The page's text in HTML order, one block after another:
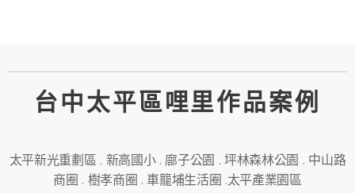
台中太平區哩里作品案例
太平新光重劃區 . 新高國小 . 廍子公園 . 坪林森林公園 . 中山路
商圈 . 樹孝商圈 . 車籠埔生活圈 .太平產業園區